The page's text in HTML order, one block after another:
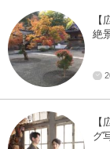
絶
グ